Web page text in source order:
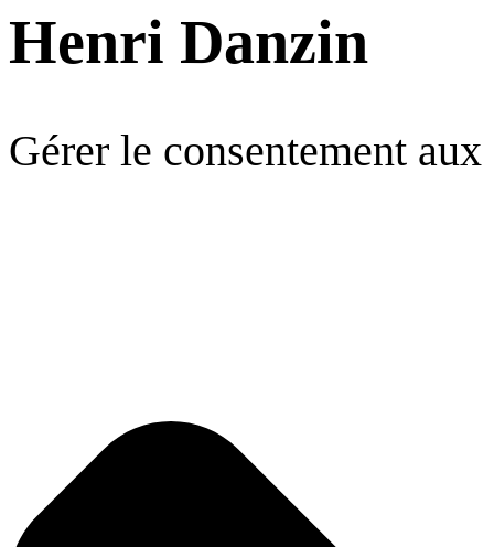
Henri Danzin
Gérer le consentement